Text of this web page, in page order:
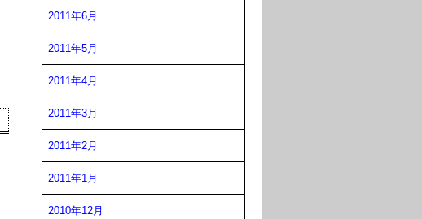
2011年6月
2011年5月
2011年4月
2011年3月
2011年2月
2011年1月
2010年12月